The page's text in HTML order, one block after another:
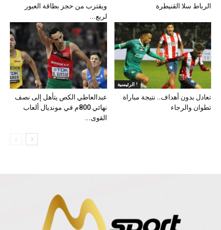
ويقترب من حجز بطاقة العبور
لربع...
الرباط سلا القنيطرة
عبدالعاطي الكص يتأهل إلى نصف
نهائي 800م في مونديال ألعاب
القوى...
الرئيسية !
تعادل بدون أهداف.. نتيجة مباراة
تطوان والرجاء